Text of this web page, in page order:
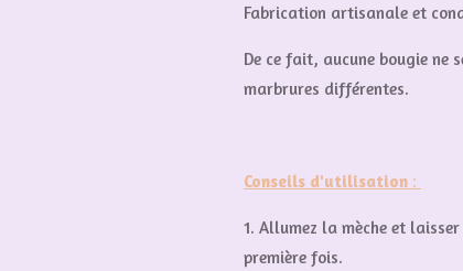
Fabrication artisanale et
De ce fait, aucune bougie ne
marbrures différentes.
Conseils d'utilisation :
1. Allumez la mèche et
première fois.